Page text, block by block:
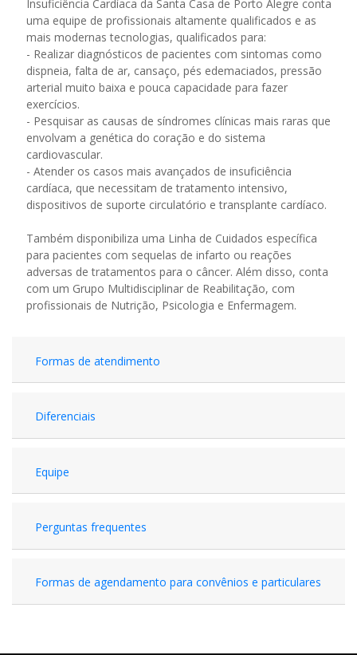
Insuficiência Cardíaca da Santa Casa de Porto Alegre conta
uma equipe de profissionais altamente qualificados e as
mais modernas tecnologias, qualificados para:
- Realizar diagnósticos de pacientes com sintomas como
dispneia, falta de ar, cansaço, pés edemaciados, pressão
arterial muito baixa e pouca capacidade para fazer
exercícios.
- Pesquisar as causas de síndromes clínicas mais raras que
envolvam a genética do coração e do sistema
cardiovascular.
- Atender os casos mais avançados de insuficiência
cardíaca, que necessitam de tratamento intensivo,
dispositivos de suporte circulatório e transplante cardíaco.
Também disponibiliza uma Linha de Cuidados específica
para pacientes com sequelas de infarto ou reações
adversas de tratamentos para o câncer. Além disso, conta
com um Grupo Multidisciplinar de Reabilitação, com
profissionais de Nutrição, Psicologia e Enfermagem.
Formas de atendimento
Diferenciais
Equipe
Perguntas frequentes
Formas de agendamento para convênios e particulares